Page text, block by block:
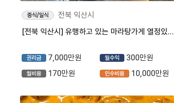
중식/일식
전북 익산시
[전북 익산시] 유행하고 있는 마라탕가게 열정있는 사장님 구해요!!
권리금 7,000만원 월수익 300만원
월비용 170만원 인수비용 10,000만원